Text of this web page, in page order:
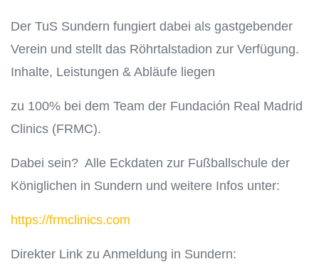
Der TuS Sundern fungiert dabei als gastgebender
Verein und stellt das Röhrtalstadion zur Verfügung.
Inhalte, Leistungen & Abläufe liegen
zu 100% bei dem Team der Fundación Real Madrid
Clinics (FRMC).
Dabei sein? Alle Eckdaten zur Fußballschule der
Königlichen in Sundern und weitere Infos unter:
https://frmclinics.com
Direkter Link zu Anmeldung in Sundern: